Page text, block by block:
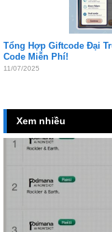
Tổng Hợp Giftcode Đại
Code Miễn Phí!
11/07/2025
Xem nhiều